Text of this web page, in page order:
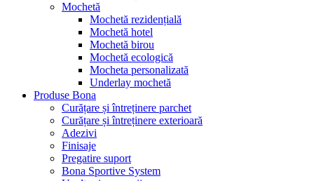
Mochetă
Mochetă rezidențială
Mochetă hotel
Mochetă birou
Mochetă ecologică
Mocheta personalizată
Underlay mochetă
Produse Bona
Curățare și întreținere parchet
Curățare și întreținere exterioară
Adezivi
Finisaje
Pregatire suport
Bona Sportive System